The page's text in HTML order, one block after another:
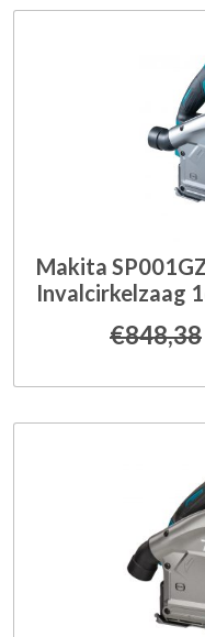
Makita
Invalcirkelzaag
€848,38